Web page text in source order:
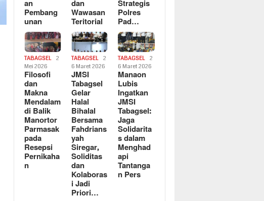
an
Pembang
unan
dan
Wawasan
Teritorial
Strategis
Polres
Pad…
TABAGSEL
2
Mei 2026
Filosofi
dan
Makna
Mendalam
di Balik
Manortor
Parmasak
pada
Resepsi
Pernikaha
n
TABAGSEL
2
6 Maret 2026
JMSI
Tabagsel
Gelar
Halal
Bihalal
Bersama
Fahdrians
yah
Siregar,
Soliditas
dan
Kolaboras
i Jadi
Priori…
TABAGSEL
2
6 Maret 2026
Manaon
Lubis
Ingatkan
JMSI
Tabagsel:
Jaga
Solidarita
s dalam
Menghad
api
Tantanga
n Pers